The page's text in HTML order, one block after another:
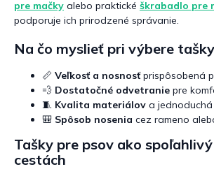
pre mačky alebo praktické škrabadlo pre
podporuje ich prirodzené správanie.
Na čo myslieť pri výbere
📏 Veľkosť a nosnosť prispôsobená
💨 Dostatočné odvetranie pre
🧵 Kvalita materiálov a
🎒 Spôsob nosenia cez rameno
Tašky pre psov ako
cestách